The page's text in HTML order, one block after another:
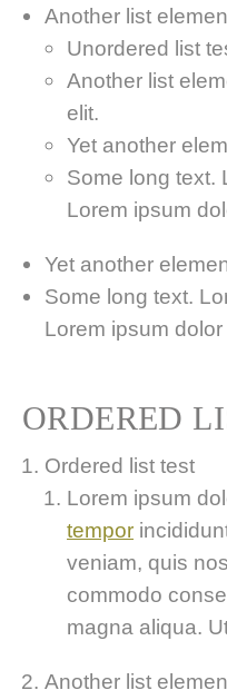
Another list
Unordered list
Another list
elit.
Yet another
Some long text.
Lorem ipsum
Yet another
Some long text.
Lorem ipsum
ORDERED
Ordered list test
Lorem ipsum
tempor
veniam, quis
commodo
magna aliqua.
Another list